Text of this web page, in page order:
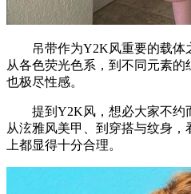
吊带作为Y2K风重要的载体之
从各色荧光色系，到不同元素
也极尽性感。
提到Y2K风，想必大家不约
从泫雅风美甲、到穿搭与纹身
上都显得十分合理。